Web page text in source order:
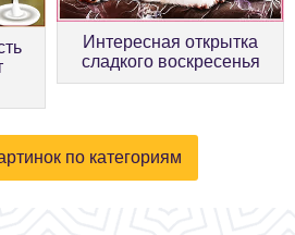
Интересная открытка
сладкого воскресенья
по категориям